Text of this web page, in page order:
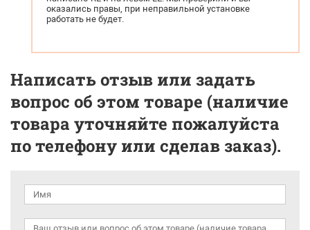
оказались правы, при неправильной установке
работать не будет.
Написать отзыв или задать
вопрос об этом товаре (наличие
товара уточняйте пожалуйста
по телефону или сделав заказ).